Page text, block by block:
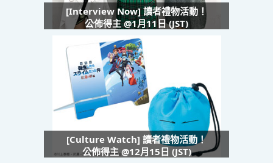
[Interview Now] 讀者禮物活動！
公佈得主 @1月11日 (JST)
[Culture Watch] 讀者禮物活動！
公佈得主 @12月15日 (JST)